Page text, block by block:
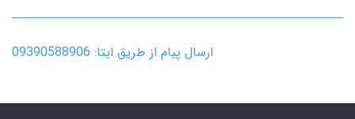
ارسال پیام از طریق ایتا: 09390588906